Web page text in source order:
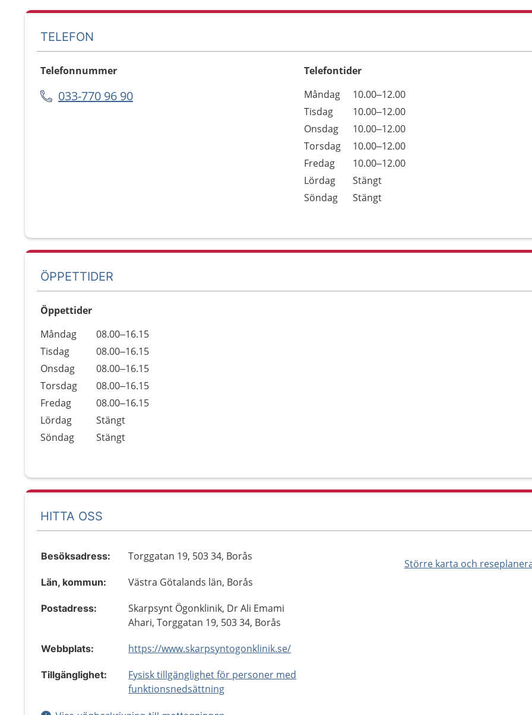
TELEFON
Telefonnummer
033-770 96 90
Telefontider
Dag
Öppettider
Kommentarer
Måndag
10.00–12.00
Tisdag
10.00–12.00
Onsdag
10.00–12.00
Torsdag
10.00–12.00
Fredag
10.00–12.00
Lördag
Stängt
Söndag
Stängt
ÖPPETTIDER
Öppettider
Dag
Öppettider
Kommentarer
Måndag
08.00–16.15
Tisdag
08.00–16.15
Onsdag
08.00–16.15
Torsdag
08.00–16.15
Fredag
08.00–16.15
Lördag
Stängt
Söndag
Stängt
HITTA OSS
Större karta och
Besöksadress: Torggatan 19, 503 34, Borås
Län, kommun: Västra Götalands län, Borås
Postadress:
Skarpsynt Ögonklinik, Dr Ali Emami
Ahari, Torggatan 19, 503 34, Borås
Webbplats: https://www.skarpsyntogonklinik.se/
Tillgänglighet:
Fysisk tillgänglighet för personer med
funktionsnedsättning